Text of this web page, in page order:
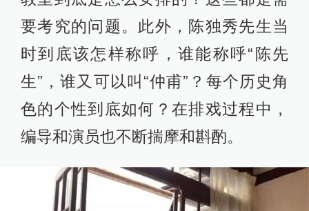
要考究的问题。此外，陈独秀先生当
时到底该怎样称呼，谁能称呼“陈先
生”，谁又可以叫“仲甫”？每个历史角
色的个性到底如何？在排戏过程中，
编导和演员也不断揣摩和斟酌。